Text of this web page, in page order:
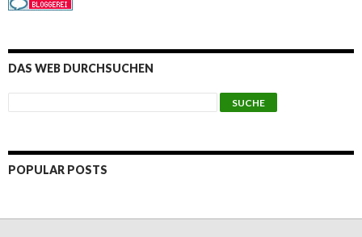
DAS WEB DURCHSUCHEN
POPULAR POSTS